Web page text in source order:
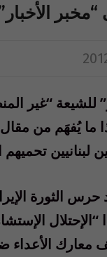
للشيعة “غير
ما يُفهَم من
تحميهم
حرس الثورة
معارك